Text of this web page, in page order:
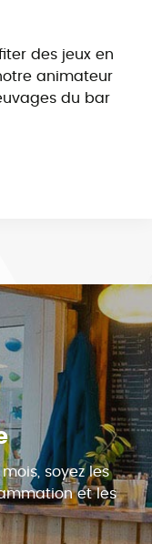
des jeux en
animateur
du bar
soyez les
et les